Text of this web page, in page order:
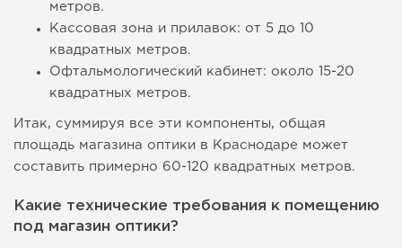
метров.
Кассовая зона и прилавок: от 5 до 10
квадратных метров.
Офтальмологический кабинет: около 15-20
квадратных метров.
Итак, суммируя все эти компоненты, общая
площадь магазина оптики в Краснодаре может
составить примерно 60-120 квадратных метров.
Какие технические требования к помещению
под магазин оптики?